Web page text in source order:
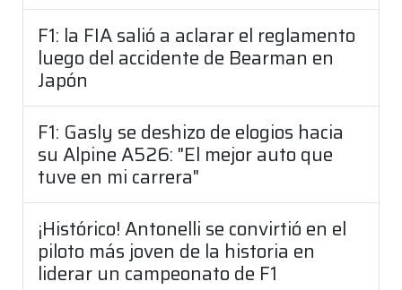
F1: la FIA salió a aclarar el reglamento
luego del accidente de Bearman en
Japón
F1: Gasly se deshizo de elogios hacia
su Alpine A526: "El mejor auto que
tuve en mi carrera"
¡Histórico! Antonelli se convirtió en el
piloto más joven de la historia en
liderar un campeonato de F1